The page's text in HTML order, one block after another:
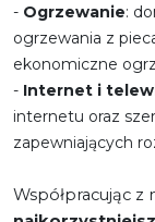
- Ogrzewanie:
ogrzewania z
ekonomiczne
- Internet i
internetu oraz
zapewniających
Współpracując